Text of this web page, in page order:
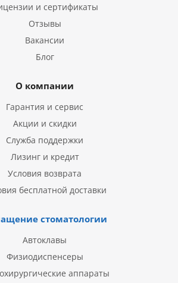
и сертификаты
Отзывы
Вакансии
Блог
О компании
Гарантия и сервис
Акции и скидки
Служба поддержки
Лизинг и кредит
Условия возврата
бесплатной доставки
стоматологии
Автоклавы
Физиодиспенсеры
аппараты